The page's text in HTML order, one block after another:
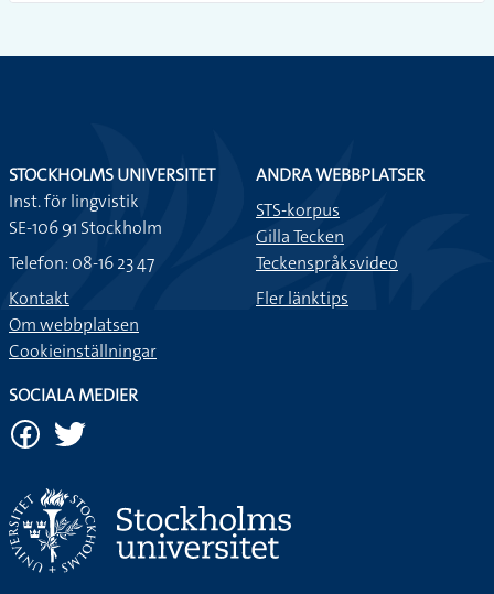
STOCKHOLMS UNIVERSITET
Inst. för lingvistik
SE-106 91 Stockholm
Telefon: 08-16 23 47
Kontakt
Om webbplatsen
Cookieinställningar
ANDRA WEBBPLATSER
STS-korpus
Gilla Tecken
Teckenspråksvideo
Fler länktips
SOCIALA MEDIER